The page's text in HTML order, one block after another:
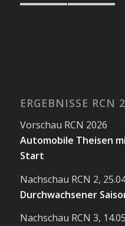
ERGEBNISSE RCN
Vorschau RCN 2026
Automobile Theisen
Start
Nachschau RCN 2,
Durchwachsener
Nachschau RCN 3,